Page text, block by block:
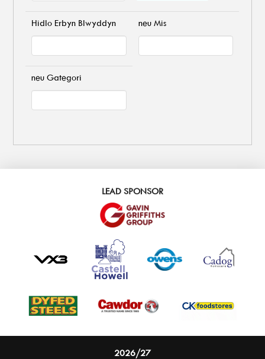
Hidlo Erbyn Blwyddyn neu Mis
neu Gategori
LEAD SPONSOR
2026/27